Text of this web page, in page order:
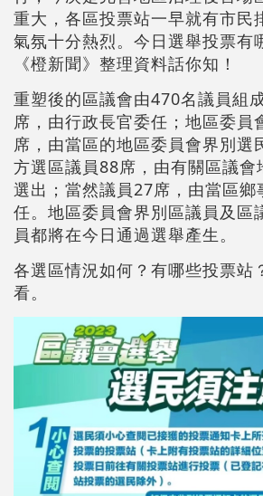
重大，各區投票站一早就有市民
氣氛十分熱烈。今日選舉投票有
《橙新聞》整理資料話你知！
重塑後的區議會由470名議員組
席，由行政長官委任；地區委員
席，由當區的地區委員會界別選
方選區議員88席，由有關區議會
選出；當然議員27席，由當區鄉
任。地區委員會界別區議員及區
員都將在今日通過選舉產生。
各選區情況如何？有哪些投票站
看。